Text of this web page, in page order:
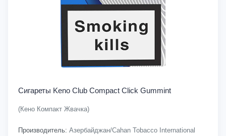
Сигареты Keno Club Compact Click Gummint
(Кено Компакт Жвачка)
Производитель: Азербайджан/Cahan Tobacco International